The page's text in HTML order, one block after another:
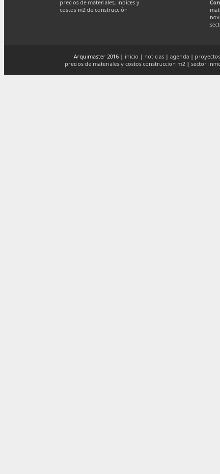
precios de materiales, indices y
costos m2 de construcción
Arquimaster 2016 | inicio | noticias| agenda|
precios de materiales y costos construccion m2 | sector